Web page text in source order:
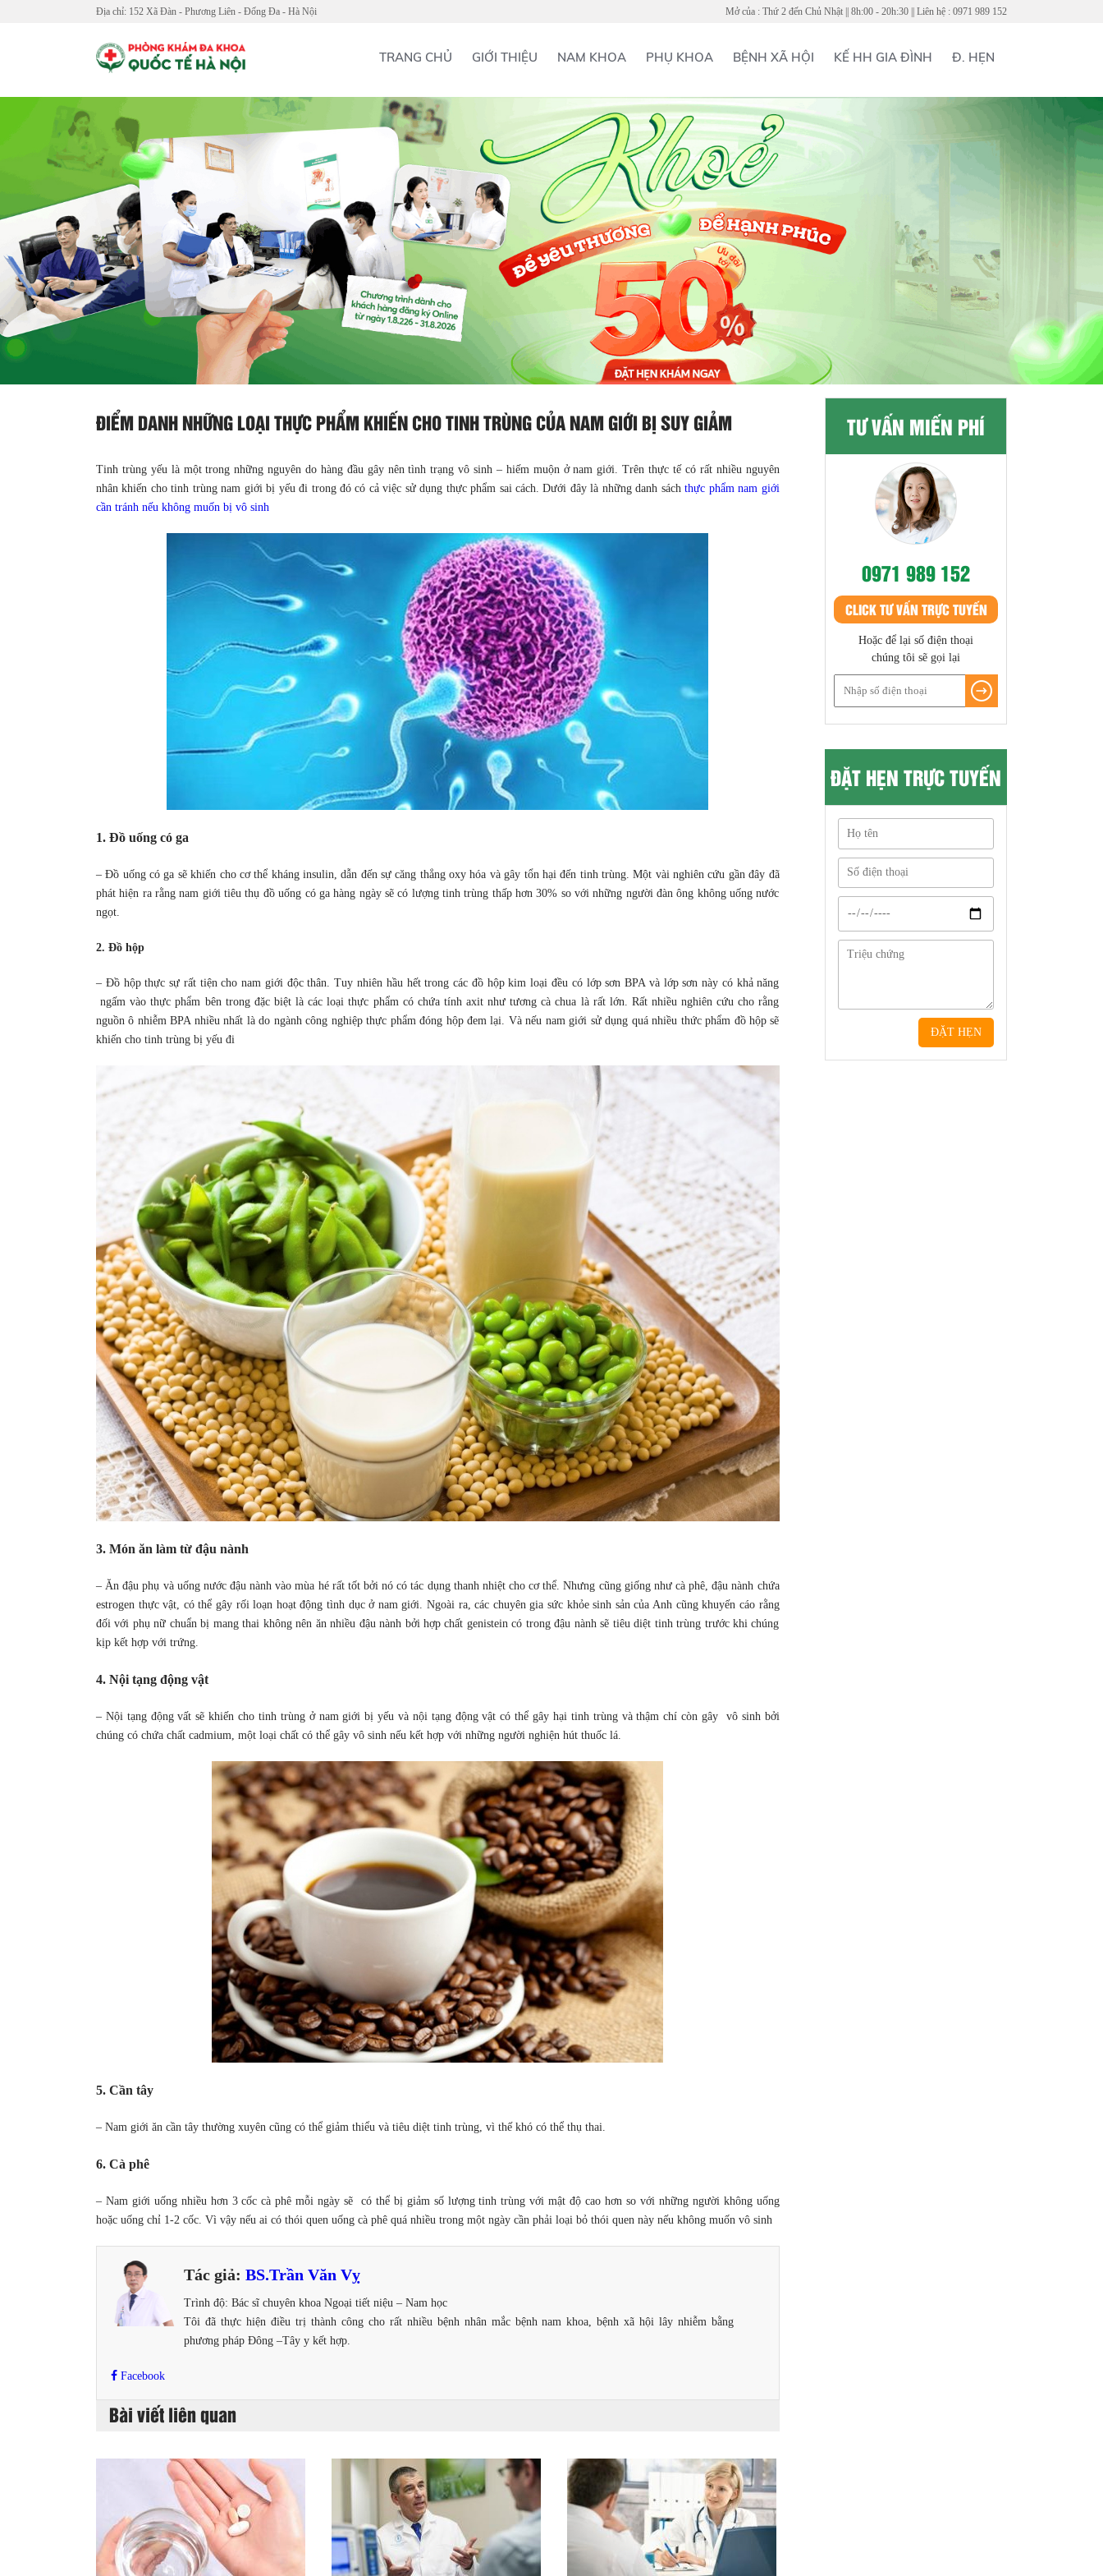
Địa chỉ: 152 Xã Đàn - Phương Liên - Đống Đa - Hà Nội Mở của : Thứ 2 đến Chủ Nhật || 8h:00 - 20h:30 || Liên hệ : 0971 989 152
TRANG CHỦ GIỚI THIỆU NAM KHOA PHỤ KHOA BỆNH XÃ HỘI KẾ HH GIA ĐÌNH Đ. HẸN
TƯ VẤN MIẾN PHÍ
0971 989 152
CLICK TƯ VẤN TRỰC TUYẾN
Hoặc để lại số điện thoại
chúng tôi sẽ gọi lại
ĐẶT HẸN TRỰC TUYẾN
ĐẶT HẸN
ĐIỂM DANH NHỮNG LOẠI THỰC PHẨM KHIẾN CHO TINH TRÙNG CỦA NAM GIỚI BỊ SUY GIẢM
Tinh trùng yếu là một trong những nguyên do hàng đầu gây nên tình trạng vô sinh – hiếm muộn ở nam giới. Trên thực tế có rất nhiều nguyên
nhân khiến cho tinh trùng nam giới bị yếu đi trong đó có cả việc sử dụng thực phẩm sai cách. Dưới đây là những danh sáchthực phẩm nam giới
cần tránh nếu không muốn bị vô sinh
1. Đồ uống có ga
– Đồ uống có ga sẽ khiến cho cơ thể kháng insulin, dẫn đến sự căng thẳng oxy hóa và gây tổn hại đến tinh trùng. Một vài nghiên cứu gần đây đã
phát hiện ra rằng nam giới tiêu thụ đồ uống có ga hàng ngày sẽ có lượng tinh trùng thấp hơn 30% so với những người đàn ông không uống nước
ngọt.
2. Đồ hộp
– Đồ hộp thực sự rất tiện cho nam giới độc thân. Tuy nhiên hầu hết trong các đồ hộp kim loại đều có lớp sơn BPA và lớp sơn này có khả năng
ngấm vào thực phẩm bên trong đặc biệt là các loại thực phẩm có chứa tính axit như tương cà chua là rất lớn. Rất nhiều nghiên cứu cho rằng
nguồn ô nhiễm BPA nhiều nhất là do ngành công nghiệp thực phẩm đóng hộp đem lại. Và nếu nam giới sử dụng quá nhiều thức phẩm đồ hộp sẽ
khiến cho tinh trùng bị yếu đi
3. Món ăn làm từ đậu nành
– Ăn đậu phụ và uống nước đậu nành vào mùa hé rất tốt bởi nó có tác dụng thanh nhiệt cho cơ thể. Nhưng cũng giống như cà phê, đậu nành chứa
estrogen thực vật, có thể gây rối loạn hoạt động tình dục ở nam giới. Ngoài ra, các chuyên gia sức khỏe sinh sản của Anh cũng khuyến cáo rằng
đối với phụ nữ chuẩn bị mang thai không nên ăn nhiều đậu nành bởi hợp chất genistein có trong đậu nành sẽ tiêu diệt tinh trùng trước khi chúng
kịp kết hợp với trứng.
4. Nội tạng động vật
– Nội tạng động vất sẽ khiến cho tinh trùng ở nam giới bị yếu và nội tạng động vật có thể gây hại tinh trùng và thậm chí còn gây vô sinh bởi
chúng có chứa chất cadmium, một loại chất có thể gây vô sinh nếu kết hợp với những người nghiện hút thuốc lá.
5. Cần tây
– Nam giới ăn cần tây thường xuyên cũng có thể giảm thiểu và tiêu diệt tinh trùng, vì thế khó có thể thụ thai.
6. Cà phê
– Nam giới uống nhiều hơn 3 cốc cà phê mỗi ngày sẽ có thể bị giảm số lượng tinh trùng với mật độ cao hơn so với những người không uống
hoặc uống chỉ 1-2 cốc. Vì vậy nếu ai có thói quen uống cà phê quá nhiều trong một ngày cần phải loại bỏ thói quen này nếu không muốn vô sinh
Tác giả:BS.Trần Văn Vỵ
Trình độ: Bác sĩ chuyên khoa Ngoại tiết niệu – Nam học
Tôi đã thực hiện điều trị thành công cho rất nhiều bệnh nhân mắc bệnh nam khoa, bệnh xã hội lây nhiễm bằng
phương pháp Đông –Tây y kết hợp.
Facebook
Bài viết liên quan